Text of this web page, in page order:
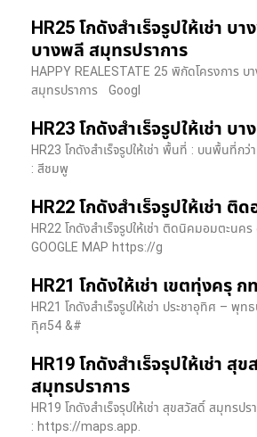
HR25 โกดังสำเร็จรูปให้เช่า บ
บางพลี สมุทรปราการ
HAPPY REALESTATE 25 พิกัดโครงการ
สมุทรปราการ Googl
HR23 โกดังสำเร็จรูปให้เช่า บ
HR23 โกดังสำเร็จรูปให้เช่า พื้นที่ : บนพื้นที่กว่
: สีชมพู
HR22 โกดังสำเร็จรูปให้เช่า ติ
HR22 โกดังสำเร็จรูปให้เช่า ติดนิคมอมตะนค
GOOGLE MAP https://g
HR21 โกดังให้เช่า เขตทุ่งครุ ก
HR21 โกดังสำเร็จรูปให้เช่า ประชาอุทิศ – พุท
ทุิศ54 &#
HR19 โกดังสำเร็จรุปให้เช่า สุ
สมุทรปราการ
HR19 โกดังสำเร็จรุปให้เช่า สุขสวัสดิ์ สมุทรป
: https://maps.app.